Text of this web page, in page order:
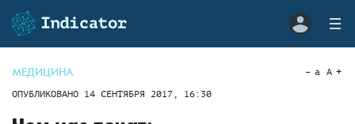
МЕДИЦИНА
ОПУБЛИКОВАНО 14 СЕНТЯБРЯ 2017, 16:30
a A